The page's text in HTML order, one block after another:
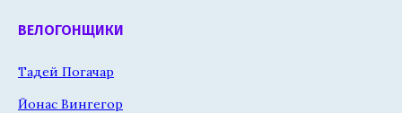
ВЕЛОГОНЩИКИ
Тадей Погачар
Йонас Вингегор